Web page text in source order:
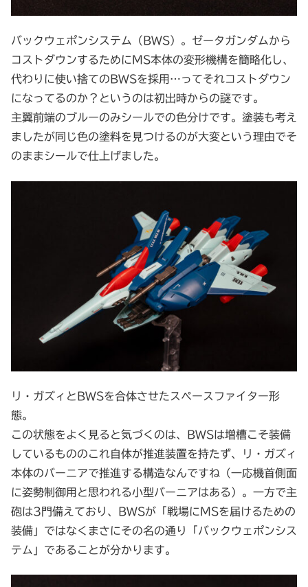
バックウェポンシステム（BWS）。ゼータガンダムから
コストダウンするためにMS本体の変形機構を簡略化し、
代わりに使い捨てのBWSを採用…ってそれコストダウン
になってるのか？というのは初出時からの謎です。
主翼前端のブルーのみシールでの色分けです。塗装も考え
ましたが同じ色の塗料を見つけるのが大変という理由でそ
のままシールで仕上げました。
リ・ガズィとBWSを合体させたスペースファイター形
態。
この状態をよく見ると気づくのは、BWSは増槽こそ装備
しているもののこれ自体が推進装置を持たず、リ・ガズィ
本体のバーニアで推進する構造なんですね（一応機首側面
に姿勢制御用と思われる小型バーニアはある）。一方で主
砲は3門備えており、BWSが「戦場にMSを届けるための
装備」ではなくまさにその名の通り「バックウェポンシス
テム」であることが分かります。